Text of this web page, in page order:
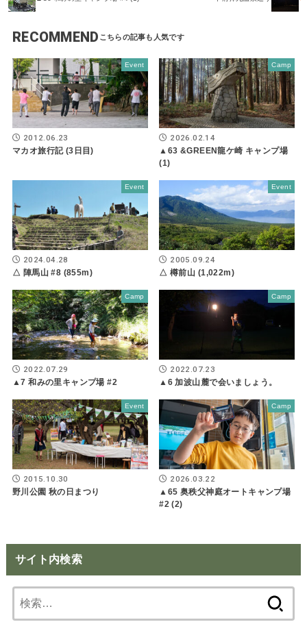
RECOMMEND
Event
2012.06.23
マカオ旅行記 (3日目)
Camp
2026.02.14
▲63 &GREEN龍ケ崎 キャンプ場
(1)
Event
2024.04.28
△ 陣馬山 #8 (855m)
Event
2005.09.24
△ 樽前山 (1,022m)
Camp
2022.07.29
▲7 和みの里キャンプ場 #2
Camp
2022.07.23
▲6 加波山麓で会いましょう。
Event
2015.10.30
野川公園 秋の日まつり
Camp
2026.03.22
▲65 奥秩父神庭オートキャンプ場
#2 (2)
サイト内検索
索: